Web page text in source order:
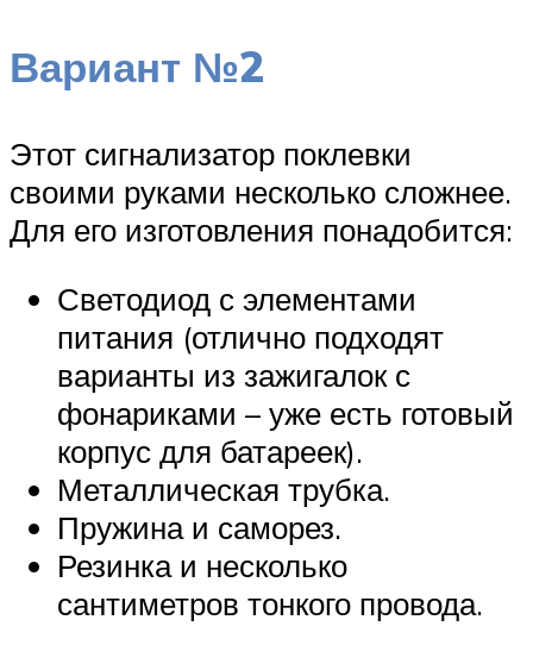
Вариант №2
Этот сигнализатор поклевки
своими руками несколько сложнее.
Для его изготовления понадобится:
Светодиод с элементами
питания (отлично подходят
варианты из зажигалок с
фонариками – уже есть готовый
корпус для батареек).
Металлическая трубка.
Пружина и саморез.
Резинка и несколько
сантиметров тонкого провода.